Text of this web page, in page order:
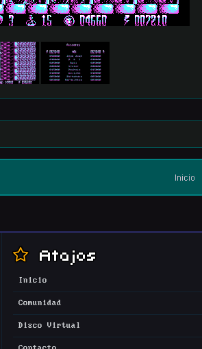
Inicio
Atajos
Inicio
Comunidad
Disco Virtual